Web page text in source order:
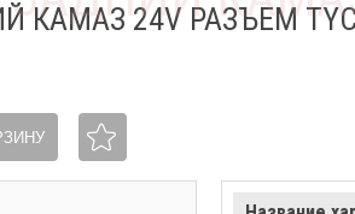
КАМАЗ 24V РАЗЪЕМ